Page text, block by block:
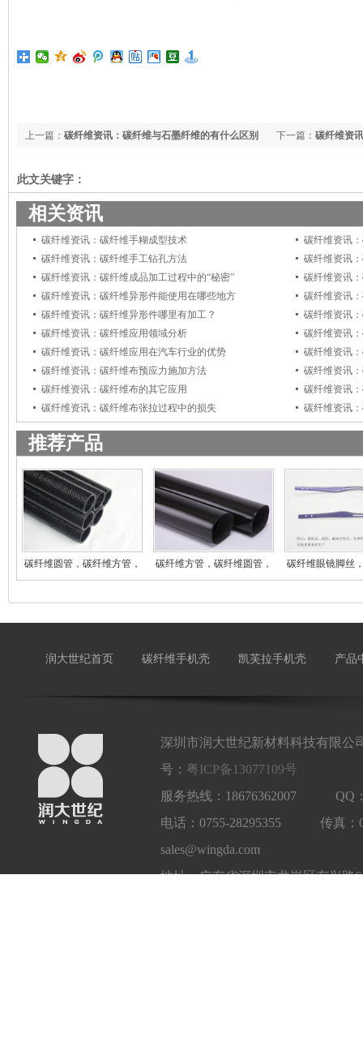
下一篇： 碳纤维资
上一篇： 碳纤维资讯：碳纤维与石墨纤维的有什么区别
此文关键字：
相关资讯
碳纤维资讯：碳纤维手糊成型技术
碳纤维资讯
碳纤维资讯：碳纤维手工钻孔方法
碳纤维资讯
碳纤维资讯：碳纤维成品加工过程中的“秘密”
碳纤维资讯
碳纤维资讯：碳纤维异形件能使用在哪些地方
碳纤维资讯
碳纤维资讯：碳纤维异形件哪里有加工？
碳纤维资讯
碳纤维资讯：碳纤维应用领域分析
碳纤维资讯
碳纤维资讯：碳纤维应用在汽车行业的优势
碳纤维资讯
碳纤维资讯：碳纤维布预应力施加方法
碳纤维资讯
碳纤维资讯：碳纤维布的其它应用
碳纤维资讯
碳纤维资讯：碳纤维布张拉过程中的损失
碳纤维资讯
推荐产品
碳纤维圆管，碳纤维方管，
碳
碳纤维方管，碳纤维圆管，
碳
碳纤维眼镜脚丝
镜
润大世纪首页 碳纤维手机壳 凯芙拉手机壳 产品
深圳市润大世纪新材料科技有限
号： 粤ICP备13077109号
服务热线：18676362007 QQ
电话：0755-28295355 传真
sales@wingda.com
地址：广东省深圳市龙岗区东兴路